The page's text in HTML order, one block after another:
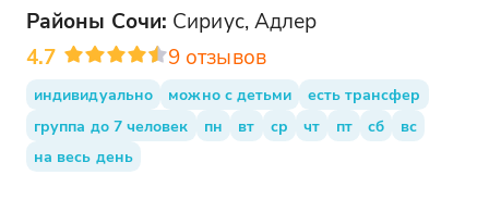
Районы Сочи: Сириус, Адлер
4.7
9 отзывов
индивидуально можно с детьми
есть трансфер
группа до 7 человек
пн вт ср чт пт сб
вс
на весь день